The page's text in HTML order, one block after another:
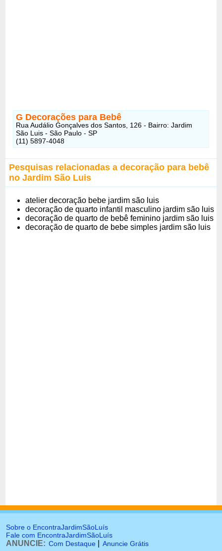
G Decorações para Bebê
Rua Audálio Gonçalves dos Santos, 126 - Bairro: Jardim
São Luis - São Paulo - SP
(11) 5897-4048
Pesquisas relacionadas adecoração para bebê
no Jardim São Luis
atelier decoração bebe jardim são luis
decoração de quarto infantil masculino jardim são luis
decoração de quarto de bebê feminino jardim são luis
decoração de quarto de bebe simples jardim são luis
Sobre o EncontraJardimSãoLuís
Fale com EncontraJardimSãoLuís
ANUNCIE: Com Destaque Anuncie Grátis